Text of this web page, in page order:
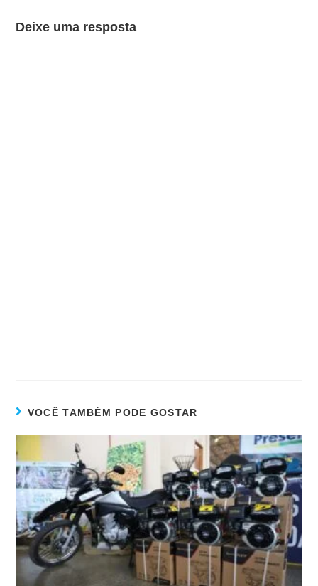
Deixe uma resposta
VOCÊ TAMBÉM PODE GOSTAR